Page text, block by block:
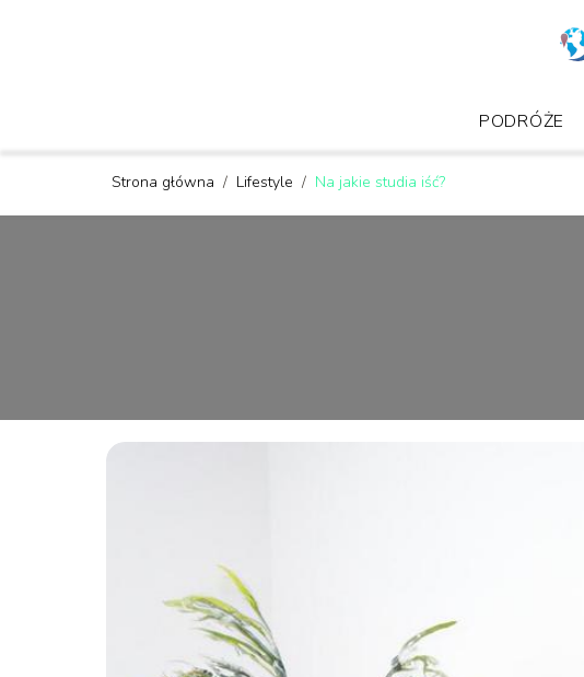
PODRÓŻE
Strona główna / Lifestyle / Na jakie studia iść?